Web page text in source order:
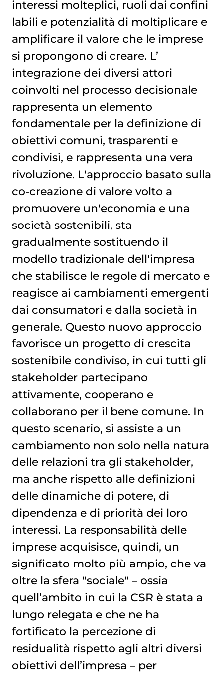
interessi molteplici, ruoli dai confini
labili e potenzialità di moltiplicare e
amplificare il valore che le imprese
si propongono di creare. L’
integrazione dei diversi attori
coinvolti nel processo decisionale
rappresenta un elemento
fondamentale per la definizione di
obiettivi comuni, trasparenti e
condivisi, e rappresenta una vera
rivoluzione. L'approccio basato sulla
co-creazione di valore volto a
promuovere un'economia e una
società sostenibili, sta
gradualmente sostituendo il
modello tradizionale dell'impresa
che stabilisce le regole di mercato e
reagisce ai cambiamenti emergenti
dai consumatori e dalla società in
generale. Questo nuovo approccio
favorisce un progetto di crescita
sostenibile condiviso, in cui tutti gli
stakeholder partecipano
attivamente, cooperano e
collaborano per il bene comune. In
questo scenario, si assiste a un
cambiamento non solo nella natura
delle relazioni tra gli stakeholder,
ma anche rispetto alle definizioni
delle dinamiche di potere, di
dipendenza e di priorità dei loro
interessi. La responsabilità delle
imprese acquisisce, quindi, un
significato molto più ampio, che va
oltre la sfera "sociale" – ossia
quell’ambito in cui la CSR è stata a
lungo relegata e che ne ha
fortificato la percezione di
residualità rispetto agli altri diversi
obiettivi dell’impresa – per